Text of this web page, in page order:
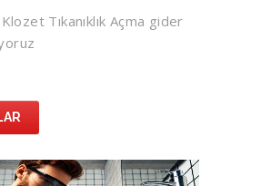
Tıkanıklık Açma gider